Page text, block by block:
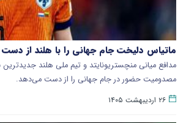
ماتیاس دلیخت جام جهانی را با هلند از دست
مدافع میانی منچستریونایتد و تیم ملی هلند
مصدومیت حضور در جام جهانی را از دست می‌دهد.
۲۶ اردیبهشت ۱۴۰۵